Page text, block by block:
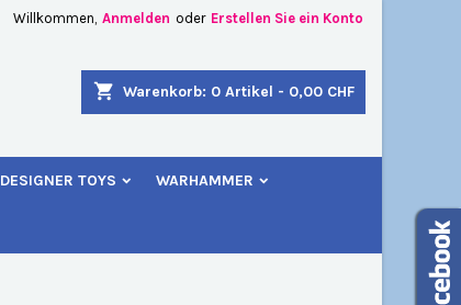
Willkommen, Anmelden oder Erstellen Sie ein Konto
shopping_cart Warenkorb: 0 Artikel - 0,00 CHF
DESIGNER TOYS WARHAMMER